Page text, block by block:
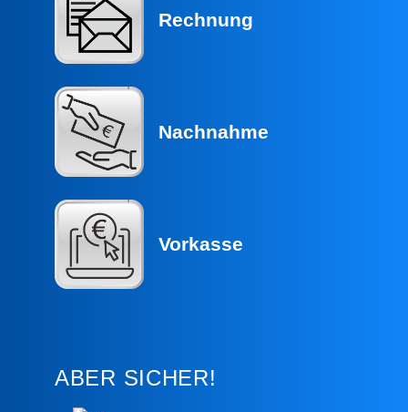
Rechnung
Nachnahme
Vorkasse
ABER SICHER!